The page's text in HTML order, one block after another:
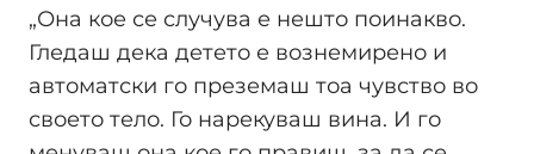
„Она кое се случува е нешто поинакво.
Гледаш дека детето е вознемирено и
автоматски го преземаш тоа чувство во
своето тело. Го нарекуваш вина. И го